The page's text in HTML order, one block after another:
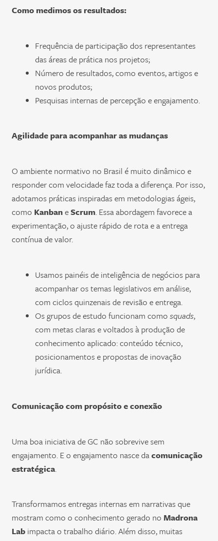
Como medimos os resultados:
Frequência de participação dos representantes
das áreas de prática nos projetos;
Número de resultados, como eventos, artigos e
novos produtos;
Pesquisas internas de percepção e engajamento.
Agilidade para acompanhar as mudanças
O ambiente normativo no Brasil é muito dinâmico e
responder com velocidade faz toda a diferença. Por isso,
adotamos práticas inspiradas em metodologias ágeis,
como KanbaneScrum. Essa abordagem favorece a
experimentação, o ajuste rápido de rota e a entrega
contínua de valor.
Usamos painéis de inteligência de negócios para
acompanhar os temas legislativos em análise,
com ciclos quinzenais de revisão e entrega.
Os grupos de estudo funcionam como squads,
com metas claras e voltados à produção de
conhecimento aplicado: conteúdo técnico,
posicionamentos e propostas de inovação
jurídica.
Comunicação com propósito e conexão
Uma boa iniciativa de GC não sobrevive sem
engajamento. E o engajamento nasce dacomunicação
estratégica.
Transformamos entregas internas em narrativas que
mostram como o conhecimento gerado no Madrona
Lab impacta o trabalho diário. Além disso, muitas